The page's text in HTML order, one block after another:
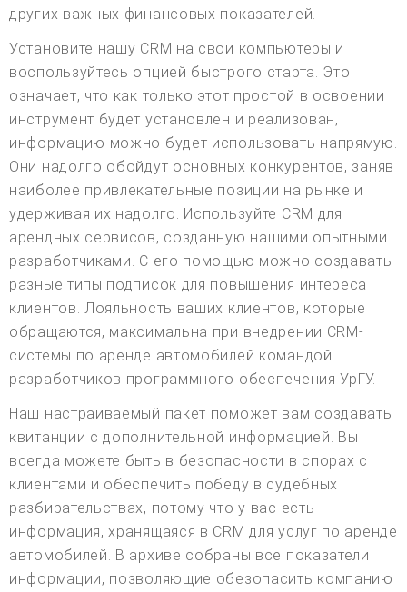
других важных финансовых показателей.
Установите нашу CRM на свои компьютеры и
воспользуйтесь опцией быстрого старта. Это
означает, что как только этот простой в освоении
инструмент будет установлен и реализован,
информацию можно будет использовать напрямую.
Они надолго обойдут основных конкурентов, заняв
наиболее привлекательные позиции на рынке и
удерживая их надолго. Используйте CRM для
арендных сервисов, созданную нашими опытными
разработчиками. С его помощью можно создавать
разные типы подписок для повышения интереса
клиентов. Лояльность ваших клиентов, которые
обращаются, максимальна при внедрении CRM-
системы по аренде автомобилей командой
разработчиков программного обеспечения УрГУ.
Наш настраиваемый пакет поможет вам создавать
квитанции с дополнительной информацией. Вы
всегда можете быть в безопасности в спорах с
клиентами и обеспечить победу в судебных
разбирательствах, потому что у вас есть
информация, хранящаяся в CRM для услуг по аренде
автомобилей. В архиве собраны все показатели
информации, позволяющие обезопасить компанию